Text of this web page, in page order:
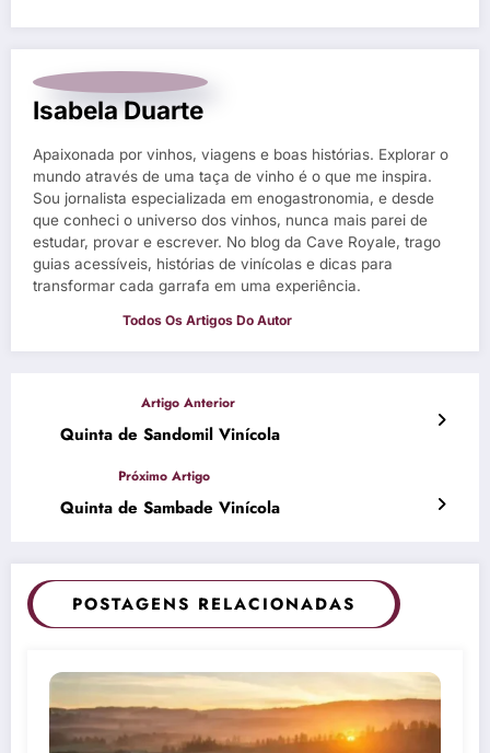
Isabela Duarte
Apaixonada por vinhos, viagens e boas histórias. Explorar o
mundo através de uma taça de vinho é o que me inspira.
Sou jornalista especializada em enogastronomia, e desde
que conheci o universo dos vinhos, nunca mais parei de
estudar, provar e escrever. No blog da Cave Royale, trago
guias acessíveis, histórias de vinícolas e dicas para
transformar cada garrafa em uma experiência.
Quinta de Sandomil Vinícola
Quinta de Sambade Vinícola
POSTAGENS RELACIONADAS